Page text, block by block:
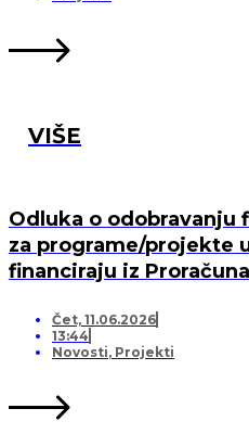
VIŠE
Odluka o odobravanju
za programe/projekte
financiraju iz
Čet, 11.06.2026
13:44
Novosti, Projekti